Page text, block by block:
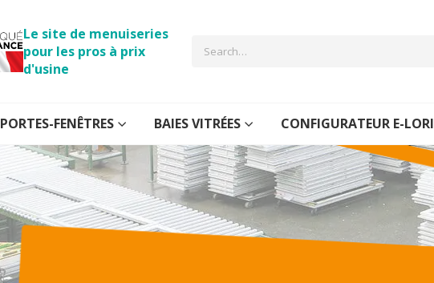
Le site de menuiseries
pour les pros à prix
d'usine
PORTES-FENÊTRES BAIES VITRÉES CONFIGURATEUR E-LORI